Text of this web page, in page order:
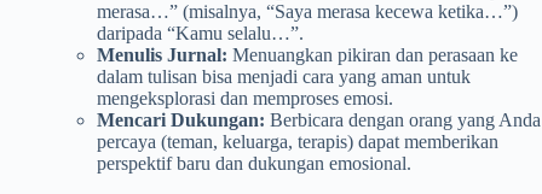
merasa…” (misalnya, “Saya merasa kecewa ketika…”)
daripada “Kamu selalu…”.
Menulis Jurnal: Menuangkan pikiran dan perasaan ke
dalam tulisan bisa menjadi cara yang aman untuk
mengeksplorasi dan memproses emosi.
Mencari Dukungan: Berbicara dengan orang yang Anda
percaya (teman, keluarga, terapis) dapat memberikan
perspektif baru dan dukungan emosional.